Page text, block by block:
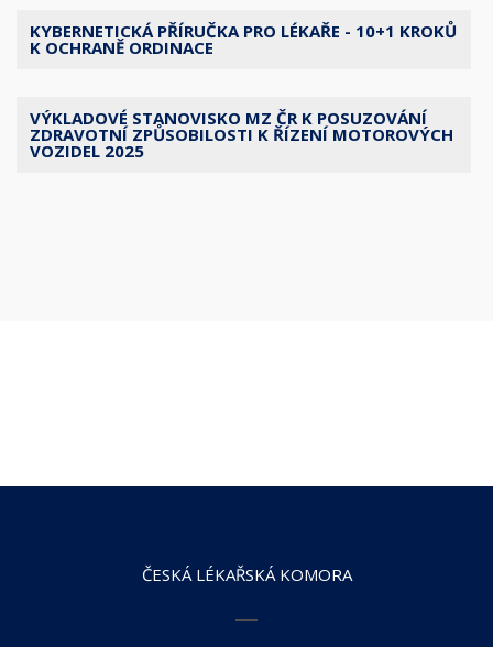
KYBERNETICKÁ PŘÍRUČKA PRO LÉKAŘE - 10+1 KROKŮ
K OCHRANĚ ORDINACE
VÝKLADOVÉ STANOVISKO MZ ČR K POSUZOVÁNÍ
ZDRAVOTNÍ ZPŮSOBILOSTI K ŘÍZENÍ MOTOROVÝCH
VOZIDEL 2025
ČESKÁ LÉKAŘSKÁ KOMORA